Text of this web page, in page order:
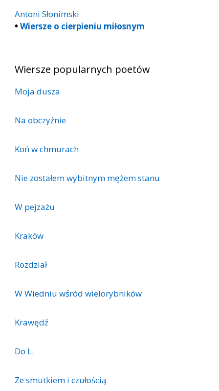
Antoni Słonimski
• Wiersze o cierpieniu miłosnym
Wiersze popularnych poetów
Moja dusza
Na obczyźnie
Koń w chmurach
Nie zostałem wybitnym mężem stanu
W pejzażu
Kraków
Rozdział
W Wiedniu wśród wielorybników
Krawędź
Do L.
Ze smutkiem i czułością